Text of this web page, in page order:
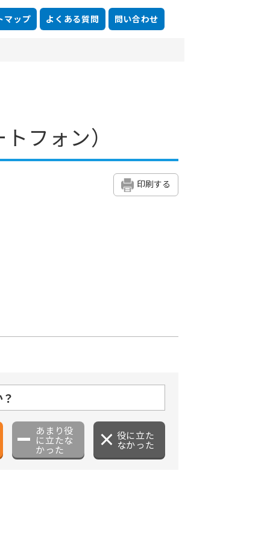
マップ よくある質問 問い合わせ
フォン）
印刷する
あまり役
に立たな
かった
役に立た
なかった